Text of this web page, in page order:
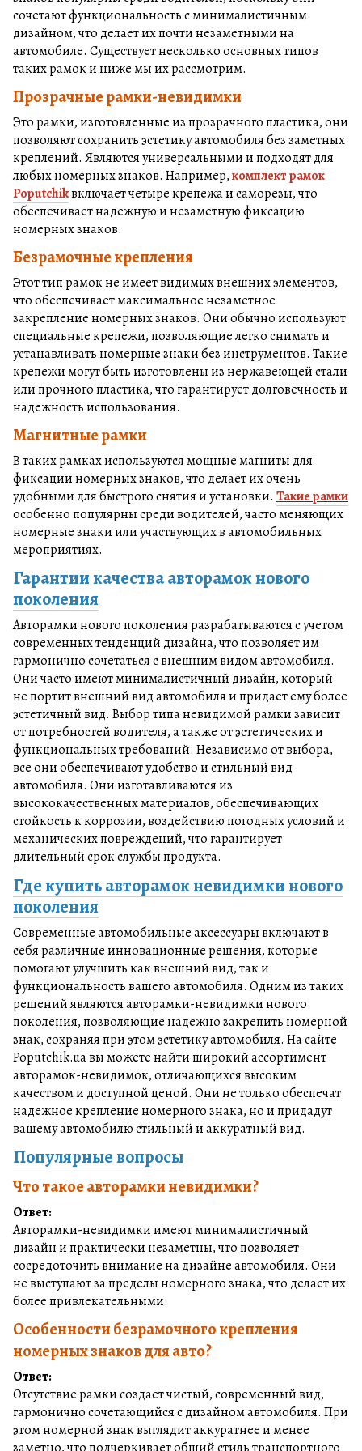
сочетают функциональность с минималистичным
дизайном, что делает их почти незаметными на
автомобиле. Существует несколько основных типов
таких рамок и ниже мы их рассмотрим.
Прозрачные рамки-невидимки
Это рамки, изготовленные из прозрачного пластика, они
позволяют сохранить эстетику автомобиля без заметных
креплений. Являются универсальными и подходят для
любых номерных знаков. Например,комплект рамок
Poputchikвключает четыре крепежа и саморезы, что
обеспечивает надежную и незаметную фиксацию
номерных знаков.
Безрамочные крепления
Этот тип рамок не имеет видимых внешних элементов,
что обеспечивает максимальное незаметное
закрепление номерных знаков. Они обычно используют
специальные крепежи, позволяющие легко снимать и
устанавливать номерные знаки без инструментов. Такие
крепежи могут быть изготовлены из нержавеющей стали
или прочного пластика, что гарантирует долговечность и
надежность использования.
Магнитные рамки
В таких рамках используются мощные магниты для
фиксации номерных знаков, что делает их очень
удобными для быстрого снятия и установки. Такие рамки
особенно популярны среди водителей, часто меняющих
номерные знаки или участвующих в автомобильных
мероприятиях.
Гарантии качества авторамок нового
поколения
Авторамки нового поколения разрабатываются с учетом
современных тенденций дизайна, что позволяет им
гармонично сочетаться с внешним видом автомобиля.
Они часто имеют минималистичный дизайн, который
не портит внешний вид автомобиля и придает ему более
эстетичный вид. Выбор типа невидимой рамки зависит
от потребностей водителя, а также от эстетических и
функциональных требований. Независимо от выбора,
все они обеспечивают удобство и стильный вид
автомобиля. Они изготавливаются из
высококачественных материалов, обеспечивающих
стойкость к коррозии, воздействию погодных условий и
механических повреждений, что гарантирует
длительный срок службы продукта.
Где купить авторамок невидимки нового
поколения
Современные автомобильные аксессуары включают в
себя различные инновационные решения, которые
помогают улучшить как внешний вид, так и
функциональность вашего автомобиля. Одним из таких
решений являются авторамки-невидимки нового
поколения, позволяющие надежно закрепить номерной
знак, сохраняя при этом эстетику автомобиля. На сайте
Poputchik.ua вы можете найти широкий ассортимент
авторамок-невидимок, отличающихся высоким
качеством и доступной ценой. Они не только обеспечат
надежное крепление номерного знака, но и придадут
вашему автомобилю стильный и аккуратный вид.
Популярные вопросы
Что такое авторамки невидимки?
Ответ:
Авторамки-невидимки имеют минималистичный
дизайн и практически незаметны, что позволяет
сосредоточить внимание на дизайне автомобиля. Они
не выступают за пределы номерного знака, что делает их
более привлекательными.
Особенности безрамочного крепления
номерных знаков для авто?
Ответ:
Отсутствие рамки создает чистый, современный вид,
гармонично сочетающийся с дизайном автомобиля. При
этом номерной знак выглядит аккуратнее и менее